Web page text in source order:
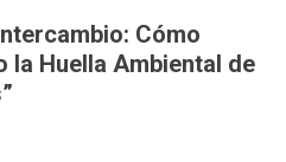
Cómo
la Huella Ambiental de